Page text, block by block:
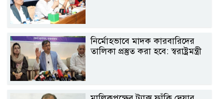
নির্মোহভাবে মাদক কারবারিদের
তালিকা প্রস্তুত করা হবে: স্বরাষ্ট্রমন্ত্রী